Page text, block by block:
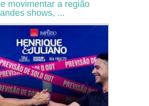
movimentar a região
shows, ...